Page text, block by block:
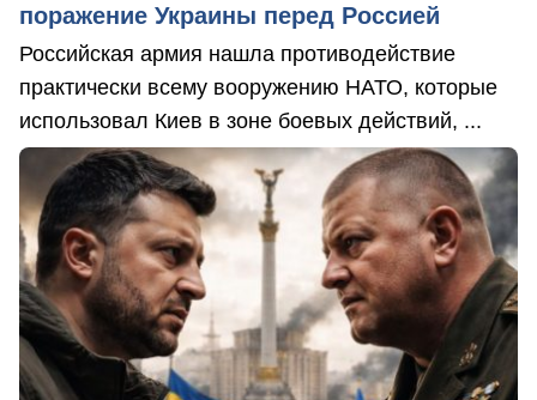
поражение Украины перед Россией
Российская армия нашла противодействие
практически всему вооружению НАТО, которые
использовал Киев в зоне боевых действий, ...